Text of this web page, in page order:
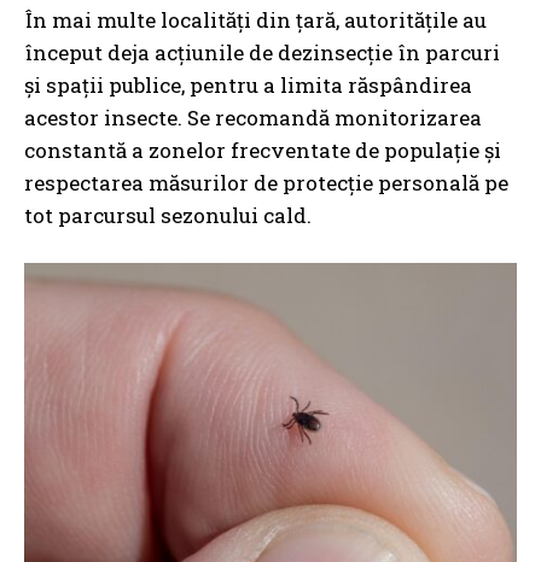
În mai multe localități din țară, autoritățile au
început deja acțiunile de dezinsecție în parcuri
și spații publice, pentru a limita răspândirea
acestor insecte. Se recomandă monitorizarea
constantă a zonelor frecventate de populație și
respectarea măsurilor de protecție personală pe
tot parcursul sezonului cald.